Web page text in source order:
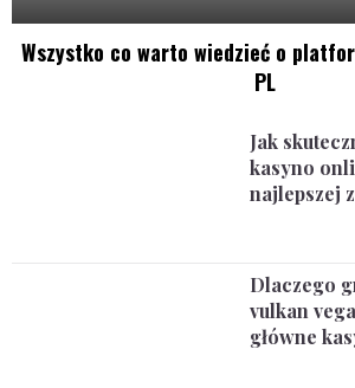
Wszystko co warto wiedzieć o
PL
Jak
kasyno
najlepszej
Dlaczego
vulkan
główne